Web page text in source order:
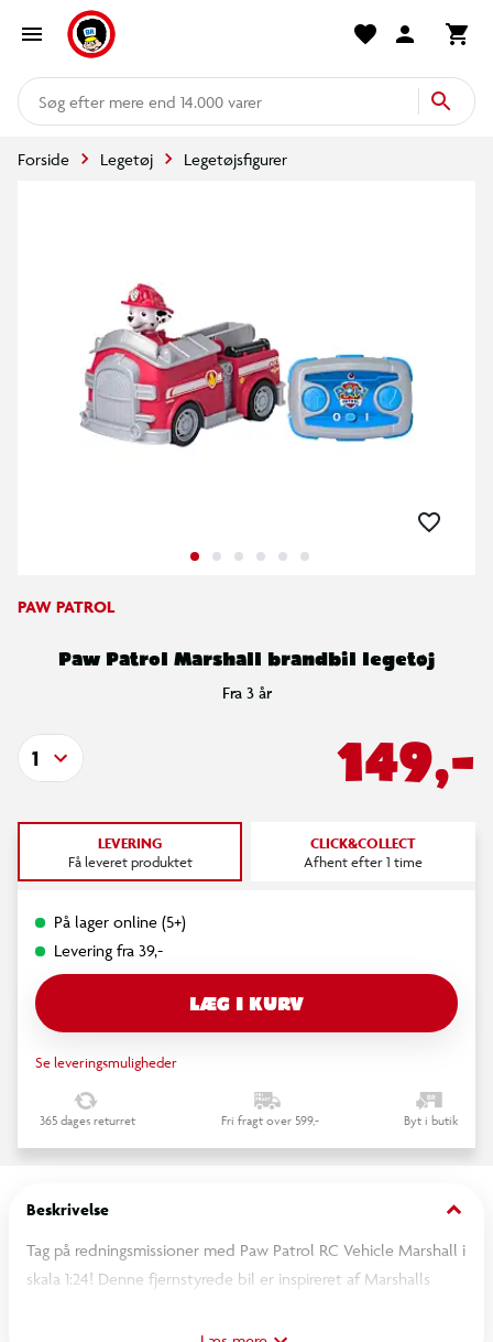
mere end 14.000 varer
Forside Legetøj Legetøjsfigurer
PAW PATROL
Paw Patrol Marshall brandbil legetøj
Fra 3 år
149,-
1
LEVERING
Få leveret produktet
CLICK&COLLECT
Afhent efter 1 time
På lager online (5+)
Levering fra 39,-
LÆG I KURV
Se leveringsmuligheder
365 dages returret Fri fragt over 599,- Byt i butik
Beskrivelse keyboard_arrow_down
Tag på redningsmissioner med Paw Patrol RC Vehicle Marshall i
skala 1:24! Denne fjernstyrede bil er inspireret af Marshalls
brugervenlige fjernbetjening kan børn nemt styre bilen